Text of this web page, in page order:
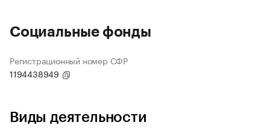
Социальные фонды
Регистрационный номер СФР
1194438949
Виды деятельности